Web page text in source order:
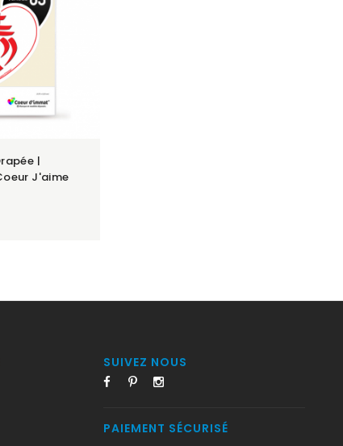
|
J'aime
SUIVEZ NOUS
PAIEMENT SÉCURISÉ